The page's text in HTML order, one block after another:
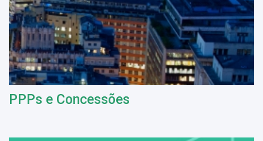
PPPs e Concessões